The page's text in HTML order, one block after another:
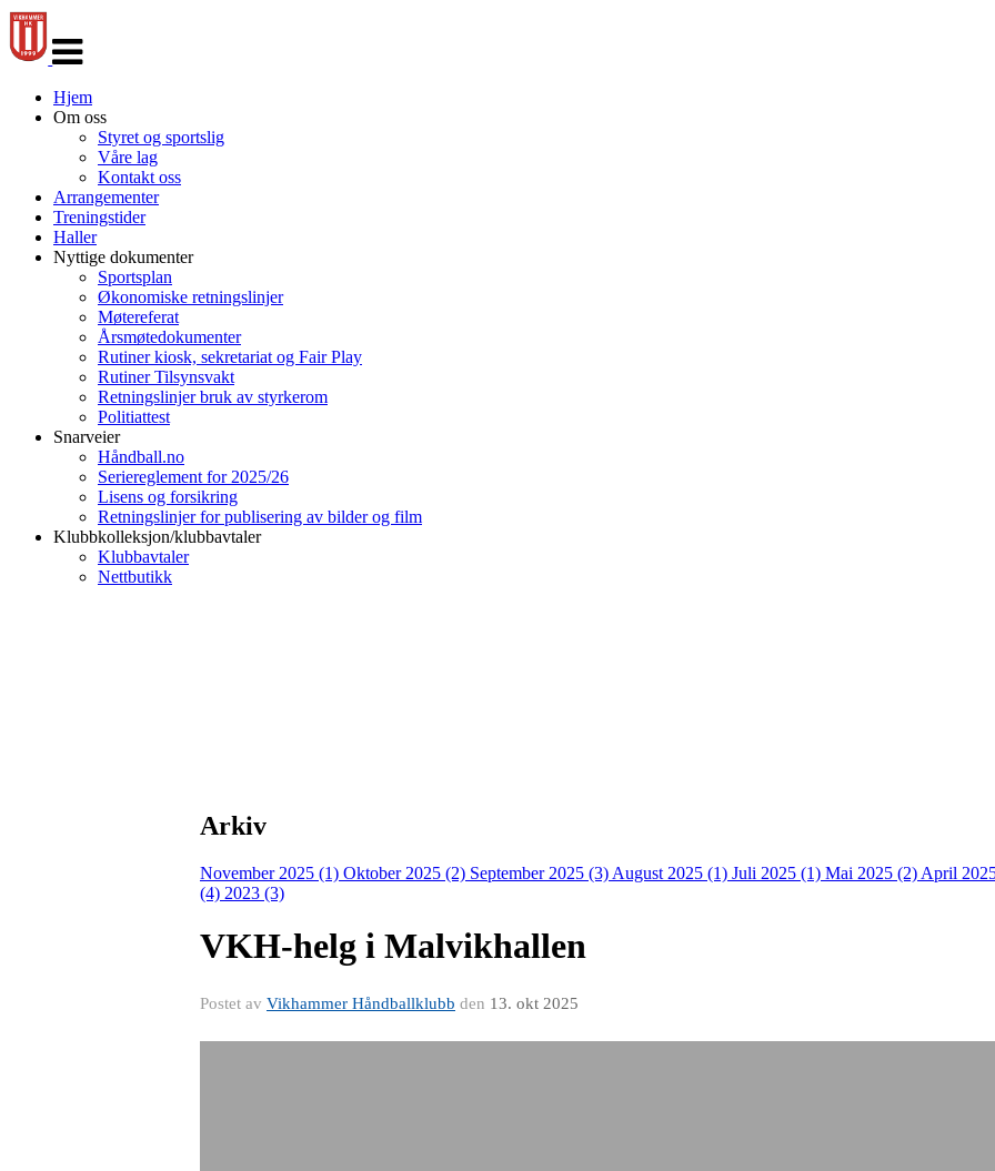
navigasjon
Hjem
Om oss
Styret og sportslig
Våre lag
Kontakt oss
Arrangementer
Treningstider
Haller
Nyttige dokumenter
Sportsplan
Økonomiske retningslinjer
Møtereferat
Årsmøtedokumenter
Rutiner kiosk, sekretariat og Fair Play
Rutiner Tilsynsvakt
Retningslinjer bruk av styrkerom
Politiattest
Snarveier
Håndball.no
Seriereglement for 2025/26
Lisens og forsikring
Retningslinjer for publisering av bilder og film
Klubbkolleksjon/klubbavtaler
Klubbavtaler
Nettbutikk
Arkiv
November 2025 (1) Oktober 2025 (2) September 2025 (3) August 2025 (1) Juli 2025 (1) Mai 2025 (2) April
(4) 2023 (3)
VKH-helg i Malvikhallen
Postet av Vikhammer Håndballklubb den 13. okt 2025